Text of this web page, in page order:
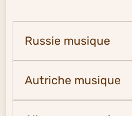
Russie musique
Autriche musique